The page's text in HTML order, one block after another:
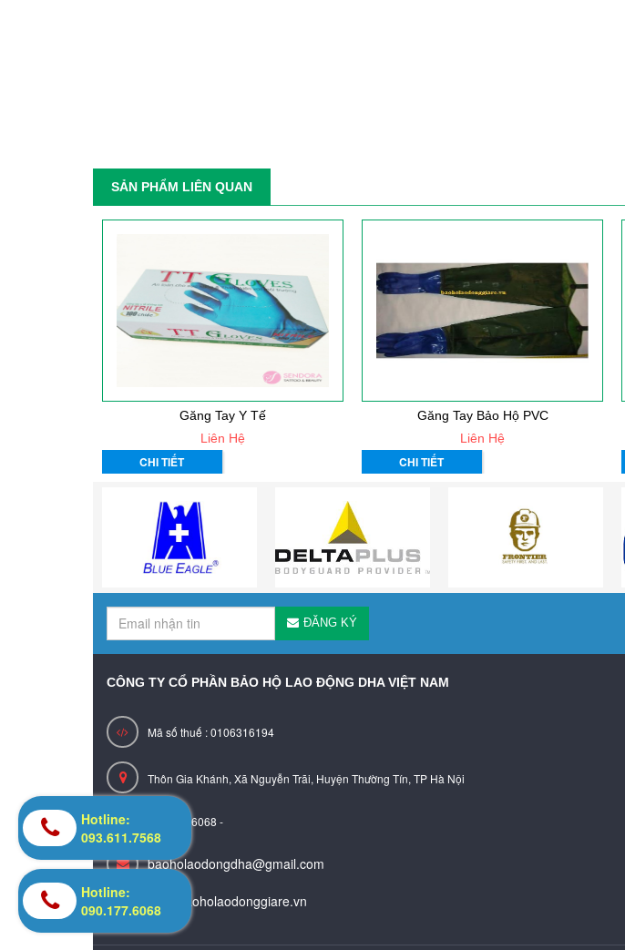
SẢN PHẨM LIÊN QUAN
Găng Tay Y Tế
Liên Hệ
CHI TIẾT
Găng Tay Bảo Hộ PVC
Liên Hệ
CHI TIẾT
ĐĂNG KÝ
CÔNG TY CỔ PHẦN BẢO HỘ LAO ĐỘNG DHA VIỆT NAM
Mã số thuế : 0106316194
Thôn Gia Khánh, Xã Nguyễn Trãi, Huyện Thường Tín, TP Hà Nội
090.177.6068 -
baoholaodongdha@gmail.com
www.baoholaodonggiare.vn
Hotline:
090.177.6068
Hotline:
093.611.7568